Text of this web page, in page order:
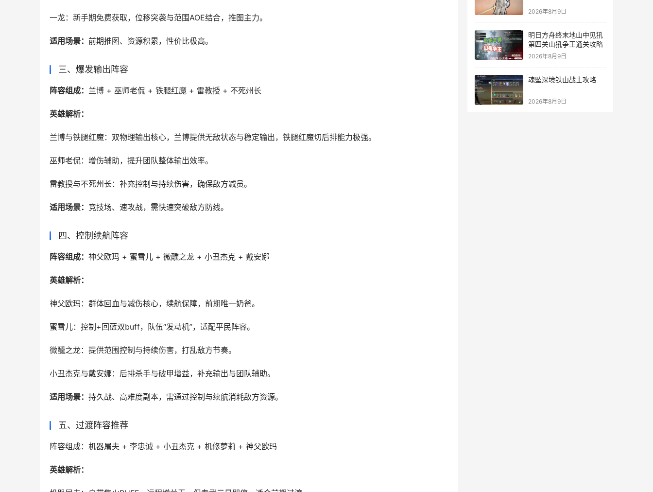
‌一龙‌：新手期免费获取，位移突袭与范围AOE结合，推图主力。
‌适用场景‌： 前期推图、资源积累，性价比极高。
‌三、爆发输出阵容‌
‌阵容组成‌： 兰博 + 巫师老侃 + 铁腿红魔 + 雷教授 + 不死州长
英雄解析：
‌兰博‌与‌铁腿红魔‌：双物理输出核心，兰博提供无敌状态与稳定输出，铁腿红魔切后排能力极强。
‌巫师老侃‌：增伤辅助，提升团队整体输出效率。
‌雷教授‌与‌不死州长‌：补充控制与持续伤害，确保敌方减员。
‌适用场景‌： 竞技场、速攻战，需快速突破敌方防线。
‌四、控制续航阵容‌
‌阵容组成‌： 神父欧玛 + 蜜雪儿 + 微醺之龙 + 小丑杰克 + 戴安娜
英雄解析：
神父欧玛‌：群体回血与减伤核心，续航保障，前期唯一奶爸。
‌蜜雪儿‌：控制+回蓝双buff，队伍“发动机”，适配平民阵容。
‌微醺之龙‌：提供范围控制与持续伤害，打乱敌方节奏。
‌小丑杰克‌与‌戴安娜‌：后排杀手与破甲增益，补充输出与团队辅助。
‌适用场景‌： 持久战、高难度副本，需通过控制与续航消耗敌方资源。
‌五、过渡阵容推荐‌
‌阵容组成‌：机器屠夫 + 李忠诚 + 小丑杰克 + 机修萝莉 + 神父欧玛
英雄解析：
2026年8月9日
明日方舟终末地山中见犼
第四关山犼争王通关攻略
2026年8月9日
魂坠深境铁山战士攻略
2026年8月9日